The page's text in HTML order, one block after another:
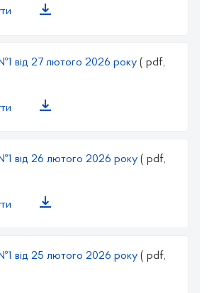
від 27 лютого 2026 року ( pdf,
від 26 лютого 2026 року ( pdf,
від 25 лютого 2026 року ( pdf,